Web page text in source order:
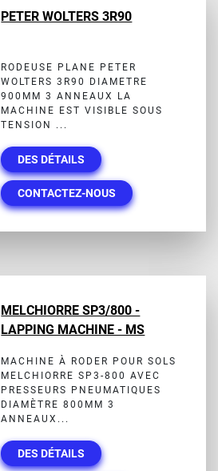
PETER WOLTERS 3R90
RODEUSE PLANE PETER
WOLTERS 3R90 DIAMETRE
900MM 3 ANNEAUX LA
MACHINE EST VISIBLE SOUS
TENSION ...
DES DÉTAILS
CONTACTEZ-NOUS
MELCHIORRE SP3/800 -
LAPPING MACHINE - MS
MACHINE À RODER POUR SOLS
MELCHIORRE SP3-800 AVEC
PRESSEURS PNEUMATIQUES
DIAMÈTRE 800MM 3
ANNEAUX...
DES DÉTAILS